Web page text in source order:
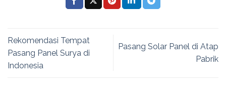
Rekomendasi Tempat
Pasang Panel Surya di
Indonesia
Pasang Solar Panel di Atap
Pabrik